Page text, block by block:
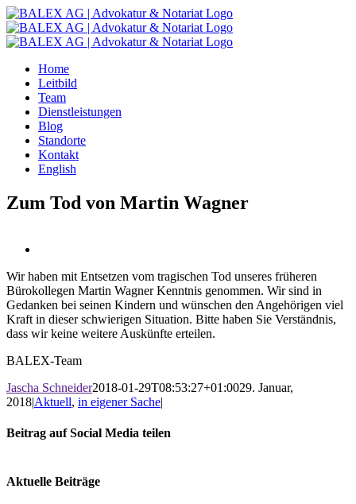
Zum
Inhalt
springen
Home
Leitbild
Team
Dienstleistungen
Blog
Standorte
Kontakt
English
Zum Tod von Martin Wagner
Wir haben mit Entsetzen vom tragischen Tod unseres früheren
Bürokollegen Martin Wagner Kenntnis genommen. Wir sind in
Gedanken bei seinen Kindern und wünschen den Angehörigen viel
Kraft in dieser schwierigen Situation. Bitte haben Sie Verständnis,
dass wir keine weitere Auskünfte erteilen.
BALEX-Team
Jascha Schneider2018-01-29T08:53:27+01:0029. Januar,
2018|Aktuell, in eigener Sache|
Beitrag auf Social Media teilen
Mail
Aktuelle Beiträge